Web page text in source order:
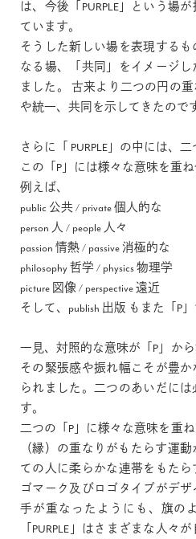
は、今後「PURPLE」という場
ています。
そうした新しい場を表現する
なる場、「共同」をイメージ
ました。 古来より二つの円の
や統一、共同を示してきたので
さらに「 PURPLE」の中には、
この「P」には様々な意味を重
例えば、
public 公共 / private 個人的な
person 人 / people 人々
passion 情熱 / passive 消極的な
philosophy 哲学 / physics 物理学
picture 図像 / perspective 遠近
そして、publish 出版 もまた「P」
一見、対照的な意味が「P」か
その緊張感や振れ幅こそが豊
られました。二つのあいだに
す。
二つの「P」に様々な意味を重
（縁）の重なりがもたらす運動
ての人に柔らかな連帯をもた
ゴマーク及びロゴタイプがデザ
手が重なったようにも、旗の
「PURPLE」はさまざまな人々